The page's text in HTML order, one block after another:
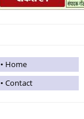
Home
Contact